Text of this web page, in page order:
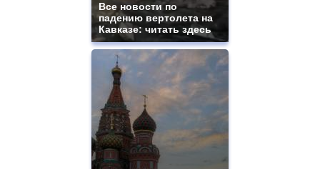
Все новости по
падению вертолета на
Кавказе: читать здесь